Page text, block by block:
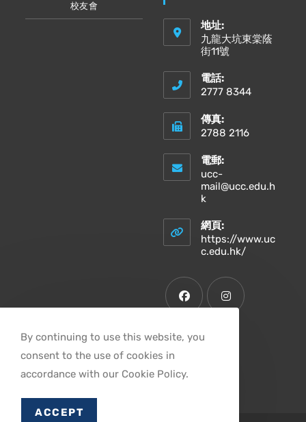
校友會
地址:
九龍大坑東棠蔭
街11號
電話:
2777 8344
傳真:
2788 2116
電郵:
ucc-
mail@ucc.edu.h
k
your
application
網頁:
https://www.uc
c.edu.hk/Opens
in
a
new
in
By continuing to use this website, you
consent to the use of cookies in
accordance with our Cookie Policy.
ACCEPT